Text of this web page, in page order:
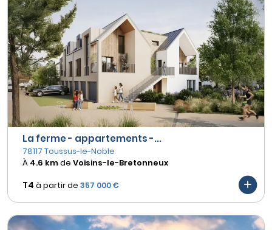
La ferme - appartements -...
78117 Toussus-le-Noble
À 4.6 kmde Voisins-le-Bretonneux
T4 à partir de 357 000 €